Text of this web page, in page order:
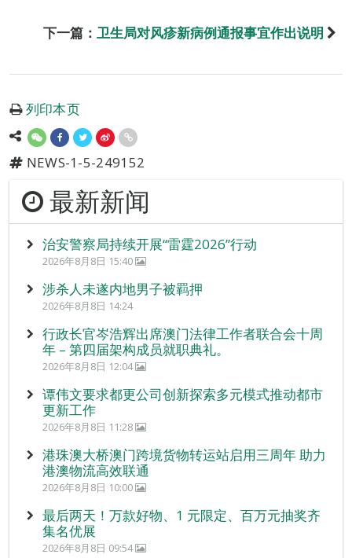
下一篇： 卫生局对风疹新病例通报事宜作出说明
列印本页
NEWS-1-5-249152
最新新闻
治安警察局持续开展“雷霆2026”行动
2026年8月8日 15:40
涉杀人未遂内地男子被羁押
2026年8月8日 14:24
行政长官岑浩辉出席澳门法律工作者联合会十周
年 – 第四届架构成员就职典礼。
2026年8月8日 12:04
谭伟文要求都更公司创新探索多元模式推动都市
更新工作
2026年8月8日 11:28
港珠澳大桥澳门跨境货物转运站启用三周年 助力
港澳物流高效联通
2026年8月8日 10:00
最后两天！万款好物、1 元限定、百万元抽奖齐
集名优展
2026年8月8日 09:54